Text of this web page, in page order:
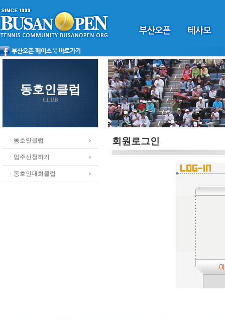
동호인클럽
CLUB
ㆍ동호인클럽
ㆍ입주신청하기
ㆍ동호인대회클럽
회원로그인